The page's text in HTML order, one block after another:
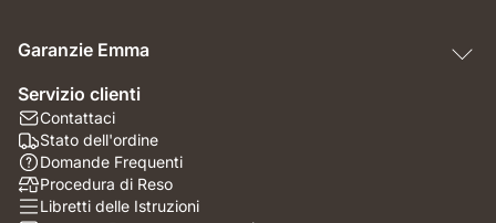
Garanzie Emma
Servizio clienti
Contattaci
Stato dell'ordine
Domande Frequenti
Procedura di Reso
Libretti delle Istruzioni